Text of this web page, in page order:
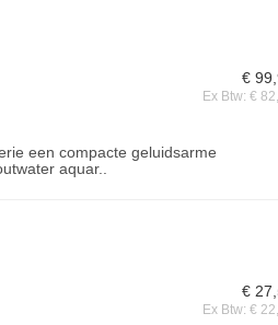
€
Ex Btw: €
een compacte geluidsarme
aquar..
€
Ex Btw: €